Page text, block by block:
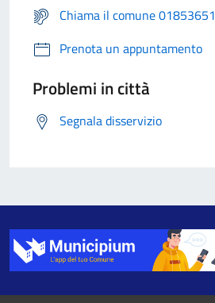
Chiama il comune 01853651
Prenota un appuntamento
Problemi in città
Segnala disservizio